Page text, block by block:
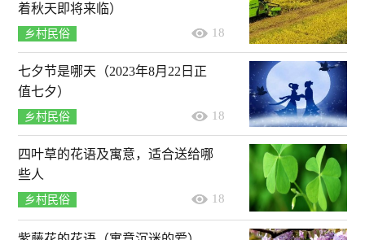
着秋天即将来临）
乡村民俗 18
七夕节是哪天（2023年8月22日正
值七夕）
乡村民俗 18
四叶草的花语及寓意，适合送给哪
些人
乡村民俗 18